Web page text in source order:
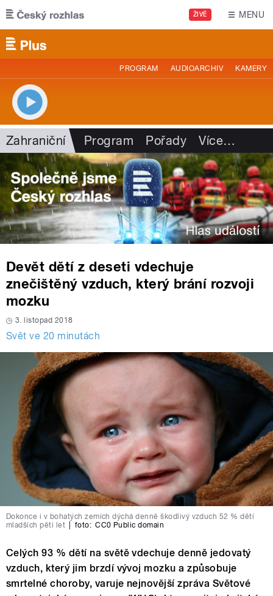
Přejít k hlavnímu obsahu
ŽIVĚ MENU
PROGRAM AUDIOARCHIV KAMERY
Zahraniční Program Pořady Více…
Devět dětí z deseti vdechuje
znečištěný vzduch, který brání rozvoji
mozku
3. listopad 2018
Svět ve 20 minutách
Dokonce i v bohatých zemích dýchá denně škodlivý vzduch 52 % dětí
mladších pěti let
foto: CC0 Public domain
Celých 93 % dětí na světě vdechuje denně jedovatý
vzduch, který jim brzdí vývoj mozku a způsobuje
smrtelné choroby, varuje nejnovější zpráva Světové